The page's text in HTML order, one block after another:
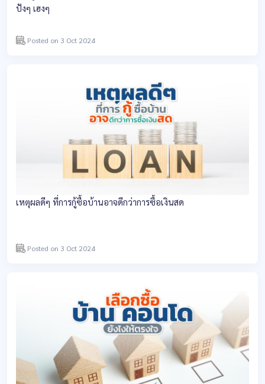
ปังๆ เฮงๆ
Posted on 3 Oct 2024
เหตุผลดีๆ ที่การกู้ซื้อบ้านอาจดีกว่าการซื้อเงินสด
Posted on 3 Oct 2024